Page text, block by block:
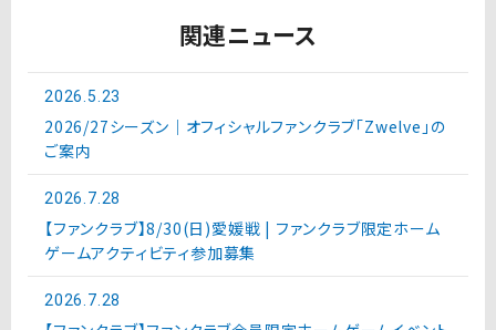
関連ニュース
2026.5.23
2026/27シーズン｜オフィシャルファンクラブ「Zwelve」の
ご案内
2026.7.28
【ファンクラブ】8/30(日)愛媛戦 | ファンクラブ限定ホーム
ゲームアクティビティ参加募集
2026.7.28